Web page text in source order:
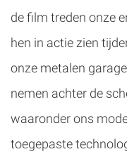
de film treden onze
hen in actie zien
onze metalen
nemen achter de
waaronder ons
toegepaste